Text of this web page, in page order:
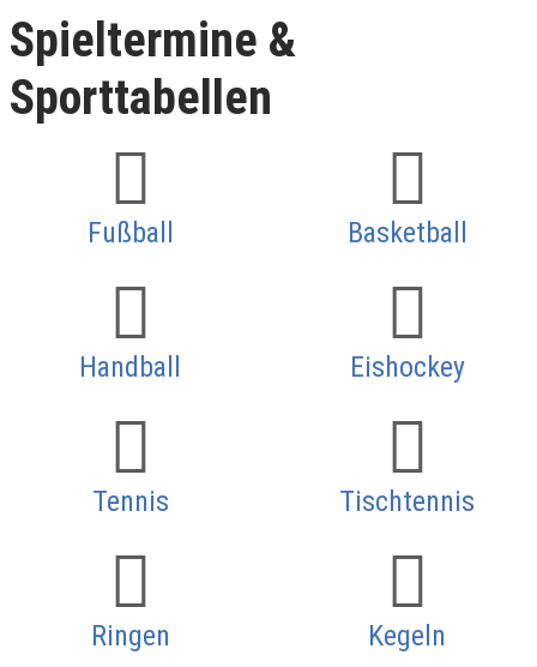
Spieltermine &
Sporttabellen
Fußball Basketball
Handball Eishockey
Tennis Tischtennis
Ringen Kegeln